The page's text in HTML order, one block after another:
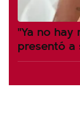
"Ya no
presentó a